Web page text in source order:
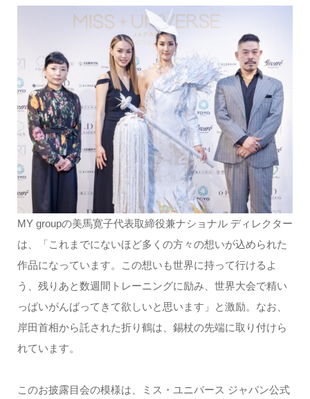
MY groupの美馬寛子代表取締役兼ナショナル ディレクター
は、「これまでにないほど多くの方々の想いが込められた
作品になっています。この想いも世界に持って行けるよ
う、残りあと数週間トレーニングに励み、世界大会で精い
っぱいがんばってきて欲しいと思います」と激励。なお、
岸田首相から託された折り鶴は、錫杖の先端に取り付けら
れています。
このお披露目会の模様は、ミス・ユニバース ジャパン公式